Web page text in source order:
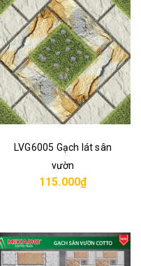
LVG6005 Gạch lát sân
vườn
115.000₫